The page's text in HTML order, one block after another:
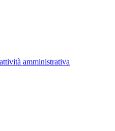
amministrativa